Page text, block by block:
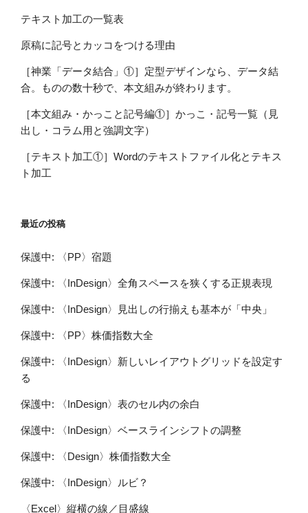
テキスト加工の一覧表
原稿に記号とカッコをつける理由
［神業「データ結合」①］定型デザインなら、データ結
合。ものの数十秒で、本文組みが終わります。
［本文組み・かっこと記号編①］かっこ・記号一覧（見
出し・コラム用と強調文字）
［テキスト加工①］Wordのテキストファイル化とテキス
ト加工
最近の投稿
保護中: 〈PP〉宿題
保護中: 〈InDesign〉全角スペースを狭くする正規表現
保護中: 〈InDesign〉見出しの行揃えも基本が「中央」
保護中: 〈PP〉株価指数大全
保護中: 〈InDesign〉新しいレイアウトグリッドを設定す
る
保護中: 〈InDesign〉表のセル内の余白
保護中: 〈InDesign〉ベースラインシフトの調整
保護中: 〈Design〉株価指数大全
保護中: 〈InDesign〉ルビ？
〈Excel〉縦横の線／目盛線